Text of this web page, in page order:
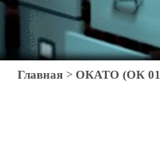
Главная > ОКАТО (ОК